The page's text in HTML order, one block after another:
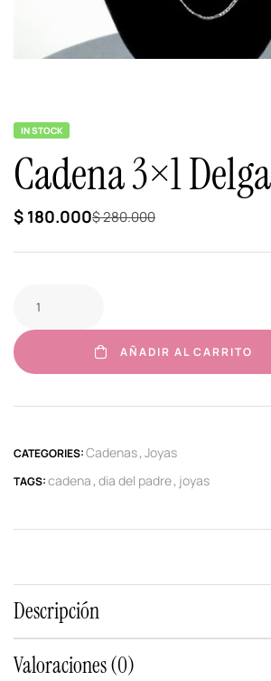
IN STOCK
Cadena 3×1
$280.000
$ 180.000
AÑADIR AL CARRITO
CATEGORIES:Cadenas, Joyas
TAGS:cadena, dia del padre, joyas
Descripción
Valoraciones (0)